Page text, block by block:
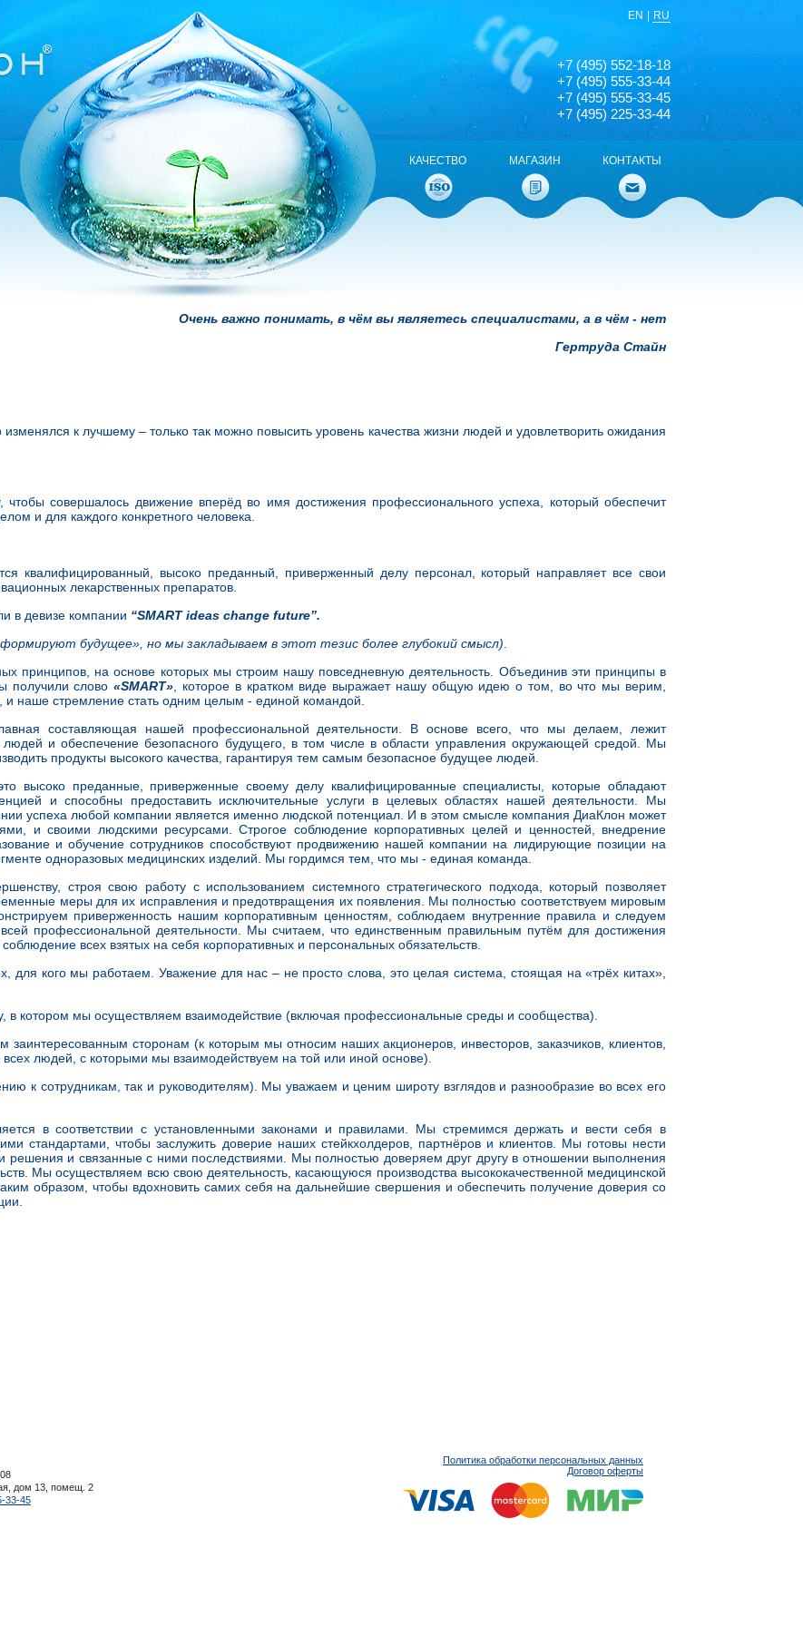
+7 (495) 552-18-18
+7 (495) 555-33-44
+7 (495) 555-33-45
+7 (495) 225-33-44
КАЧЕСТВО МАГАЗИН КОНТАКТЫ
EN RU
Очень важно понимать, в чём вы являетесь специалистами, а в чём - нет
Гертруда Стайн
к лучшему – только так можно повысить уровень качества жизни людей и удовлетворить ожидания
совершалось движение вперёд во имя достижения профессионального успеха, который обеспечит
и для каждого конкретного человека.
квалифицированный, высоко преданный, приверженный делу персонал, который направляет все свои
лекарственных препаратов.
в девизе компании “SMART ideas change future”.
будущее», но мы закладываем в этот тезис более глубокий смысл)
принципов, на основе которых мы строим нашу повседневную деятельность. Объединив эти принципы в
получили слово«SMART» , которое в кратком виде выражает нашу общую идею о том, во что мы верим,
и наше стремление стать одним целым - единой командой.
составляющая нашей профессиональной деятельности. В основе всего, что мы делаем, лежит
и обеспечение безопасного будущего, в том числе в области управления окружающей средой. Мы
продукты высокого качества, гарантируя тем самым безопасное будущее людей.
высоко преданные, приверженные своему делу квалифицированные специалисты, которые обладают
и способны предоставить исключительные услуги в целевых областях нашей деятельности. Мы
успеха любой компании является именно людской потенциал. И в этом смысле компания ДиаКлон может
и своими людскими ресурсами. Строгое соблюдение корпоративных целей и ценностей, внедрение
и обучение сотрудников способствуют продвижению нашей компании на лидирующие позиции на
одноразовых медицинских изделий. Мы гордимся тем, что мы - единая команда.
строя свою работу с использованием системного стратегического подхода, который позволяет
меры для их исправления и предотвращения их появления. Мы полностью соответствуем мировым
приверженность нашим корпоративным ценностям, соблюдаем внутренние правила и следуем
профессиональной деятельности. Мы считаем, что единственным правильным путём для достижения
всех взятых на себя корпоративных и персональных обязательств.
для кого мы работаем. Уважение для нас – не просто слова, это целая система, стоящая на «трёх китах»,
в котором мы осуществляем взаимодействие (включая профессиональные среды и сообщества).
сторонам (к которым мы относим наших акционеров, инвесторов, заказчиков, клиентов,
людей, с которыми мы взаимодействуем на той или иной основе).
к сотрудникам, так и руководителям). Мы уважаем и ценим широту взглядов и разнообразие во всех его
в соответствии с установленными законами и правилами. Мы стремимся держать и вести себя в
стандартами, чтобы заслужить доверие наших стейкхолдеров, партнёров и клиентов. Мы готовы нести
решения и связанные с ними последствиями. Мы полностью доверяем друг другу в отношении выполнения
Мы осуществляем всю свою деятельность, касающуюся производства высококачественной медицинской
образом, чтобы вдохновить самих себя на дальнейшие свершения и обеспечить получение доверия со
дом 13, помещ. 2
33-45
Политика обработки персональных данных
Договор оферты